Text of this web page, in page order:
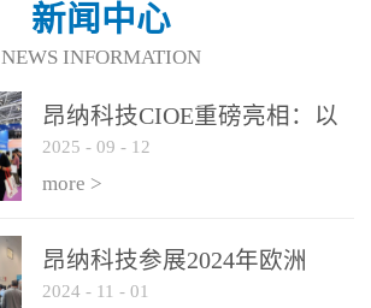
新闻中心
NEWS INFORMATION
昂纳科技CIOE重磅亮相：以
光通信创新引擎，驱动AI与
算力互联新时代
2025 - 09 - 12
more >
昂纳科技参展2024年欧洲
ECOC展会
2024 - 11 - 01